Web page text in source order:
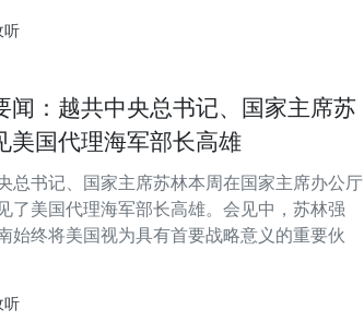
听
闻：越共中央总书记、国家主席苏
美国代理海军部长高雄
总书记、国家主席苏林本周在国家主席办公厅
了美国代理海军部长高雄。会见中，苏林强
始终将美国视为具有首要战略意义的重要伙
听